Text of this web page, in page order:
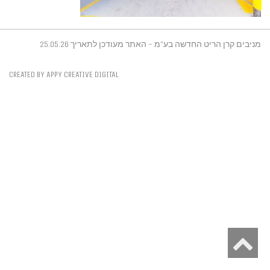
מניבים קרן הריט החדשה בע"מ - האתר מעודכן לתאריך 25.05.26
CREATED BY APPY CREATIVE DIGITAL
לראש